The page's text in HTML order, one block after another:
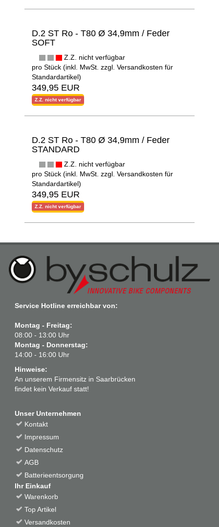
D.2 ST Ro - T80 Ø 34,9mm / Feder
SOFT
Z.Z. nicht verfügbar
pro Stück (inkl. MwSt. zzgl. Versandkosten für
Standardartikel)
349,95 EUR
Z.Z. nicht verfügbar
D.2 ST Ro - T80 Ø 34,9mm / Feder
STANDARD
Z.Z. nicht verfügbar
pro Stück (inkl. MwSt. zzgl. Versandkosten für
Standardartikel)
349,95 EUR
Z.Z. nicht verfügbar
Service Hotline erreichbar von:
Montag - Freitag:
08:00 - 13:00 Uhr
Montag - Donnerstag:
14:00 - 16:00 Uhr
Hinweise:
An unserem Firmensitz in Saarbrücken
findet kein Verkauf statt!
Unser Unternehmen
Kontakt
Impressum
Datenschutz
AGB
Batterieentsorgung
Ihr Einkauf
Warenkorb
Top Artikel
Versandkosten